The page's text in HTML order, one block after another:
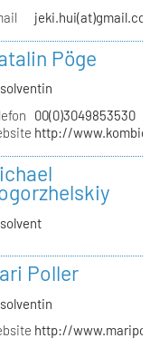
Pöge
00(0)3049853530
http://
Poller
http://